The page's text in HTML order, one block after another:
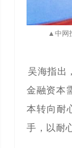
▲中网投董
吴海指出
金融资本
本转向耐
手，以耐